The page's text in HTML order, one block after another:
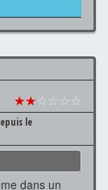
★★☆☆☆☆
le
dans un